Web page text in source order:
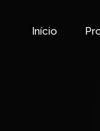
Início